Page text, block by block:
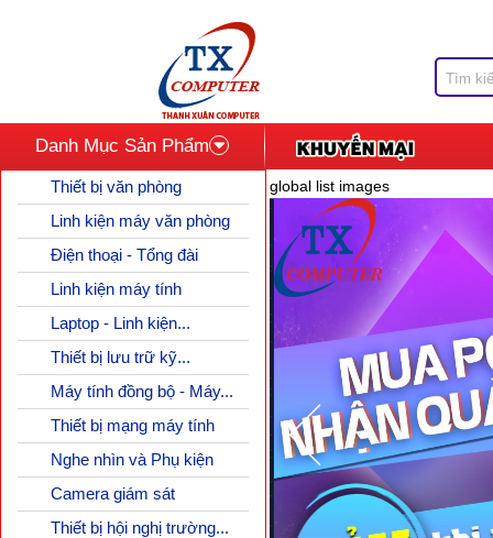
Danh Mục Sản Phẩm
Thiết bị văn phòng
Linh kiện máy văn phòng
Điện thoại - Tổng đài
Linh kiện máy tính
Laptop - Linh kiện...
Thiết bị lưu trữ kỹ...
Máy tính đồng bộ - Máy...
Thiết bị mạng máy tính
Nghe nhìn và Phụ kiện
Camera giám sát
Thiết bị hội nghị trường...
global list images